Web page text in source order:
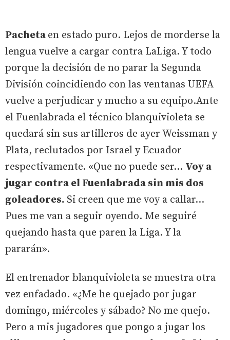
Pacheta en estado puro. Lejos de morderse la
lengua vuelve a cargar contra LaLiga. Y todo
porque la decisión de no parar la Segunda
División coincidiendo con las ventanas UEFA
vuelve a perjudicar y mucho a su equipo.Ante
el Fuenlabrada el técnico blanquivioleta se
quedará sin sus artilleros de ayer Weissman y
Plata, reclutados por Israel y Ecuador
respectivamente. «Que no puede ser... Voy a
jugar contra el Fuenlabrada sin mis dos
goleadores. Si creen que me voy a callar...
Pues me van a seguir oyendo. Me seguiré
quejando hasta que paren la Liga. Y la
pararán».
El entrenador blanquivioleta se muestra otra
vez enfadado. «¿Me he quejado por jugar
domingo, miércoles y sábado? No me quejo.
Pero a mis jugadores que pongo a jugar los